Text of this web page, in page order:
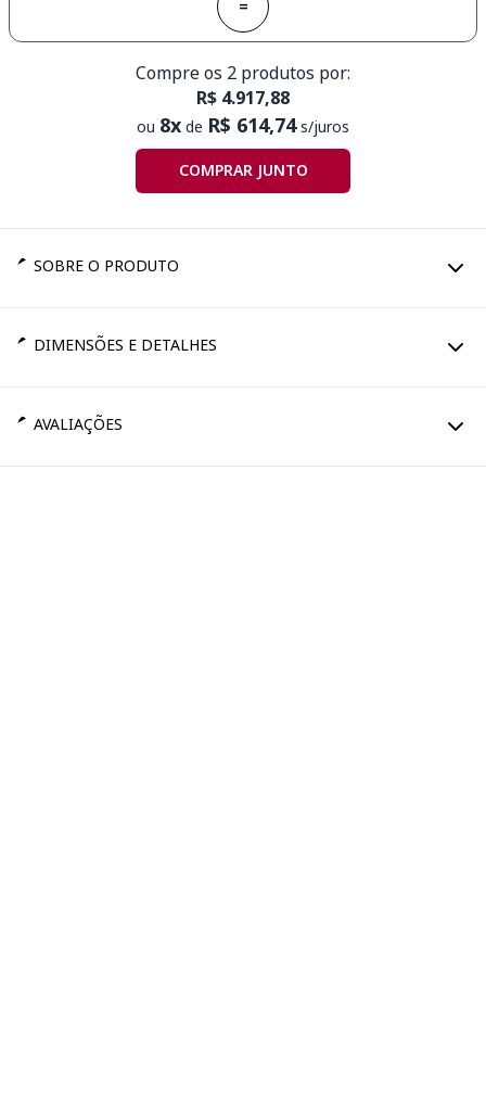
=
Compre os 2 produtos por:
R$ 4.917,88
ou 8x de R$ 614,74s/juros
COMPRAR JUNTO
SOBRE O PRODUTO
DIMENSÕES E DETALHES
AVALIAÇÕES